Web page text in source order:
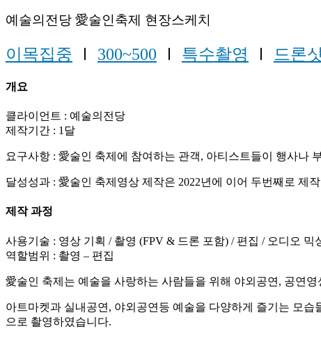
예술의전당 愛술인축제 현장스케치
이목집중 Ⅰ 300~500 Ⅰ 특수촬영 Ⅰ 드론
개요
클라이언트 : 예술의전당
제작기간 : 1달
요구사항 : 愛술인 축제에 참여하는 관객, 아티스트들이 행사나
달성성과 : 愛술인 축제영상 제작은 2022년에 이어 두번째로 제
제작 과정
사용기술 : 영상 기획 / 촬영 (FPV & 드론 포함) / 편집 / 오디오 믹
역할범위 : 촬영 – 편집
愛술인 축제는 예술을 사랑하는 사람들을 위해 야외공연, 공연
아트마켓과 실내공연, 야외공연등 예술을 다양하게 즐기는 모
으로 촬영하였습니다.